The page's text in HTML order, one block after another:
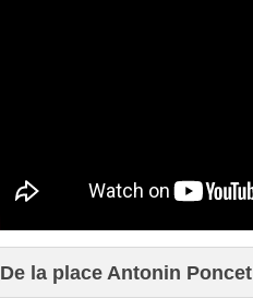
De la place Antonin Poncet